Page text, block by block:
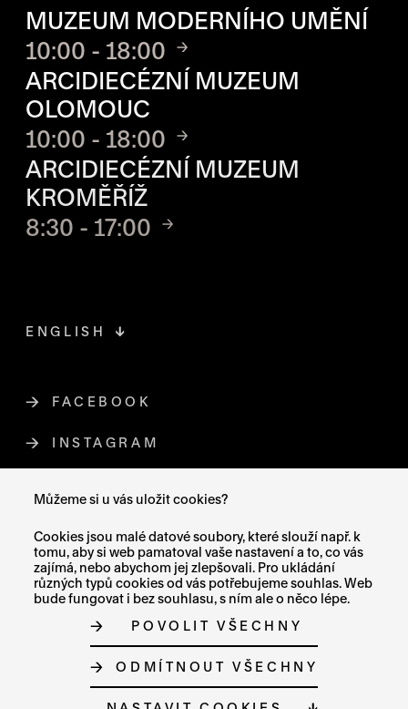
Můžeme si u vás uložit cookies?
Cookies jsou malé datové soubory, které slouží např. k
tomu, aby si web pamatoval vaše nastavení a to, co vás
zajímá, nebo abychom jej zlepšovali. Pro ukládání
různých typů cookies od vás potřebujeme souhlas. Web
bude fungovat i bez souhlasu, s ním ale o něco lépe.
POVOLIT VŠECHNY
ODMÍTNOUT VŠECHNY
MUZEUM MODERNÍHO UMĚNÍ
10:00 - 18:00
ARCIDIECÉZNÍ MUZEUM
OLOMOUC
10:00 - 18:00
ARCIDIECÉZNÍ MUZEUM
KROMĚŘÍŽ
8:30 - 17:00
FACEBOOKODKAZ SE OTEVŘE NA NOVÉ
INSTAGRAMODKAZ SE OTEVŘE NA NOVÉ
ENGLISH
© MUZEUM UMĚNÍ OLOMOUC 2023
PROHLÁŠENÍ O PŘÍSTUPNOSTI
O COOKIES
NASTAVENÍ COOKIES